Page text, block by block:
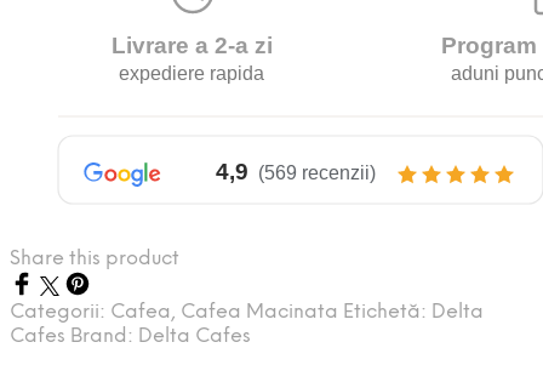
Share this product
Categorii: Cafea, Cafea Macinata Etichetă: Delta
Cafes Brand: Delta Cafes